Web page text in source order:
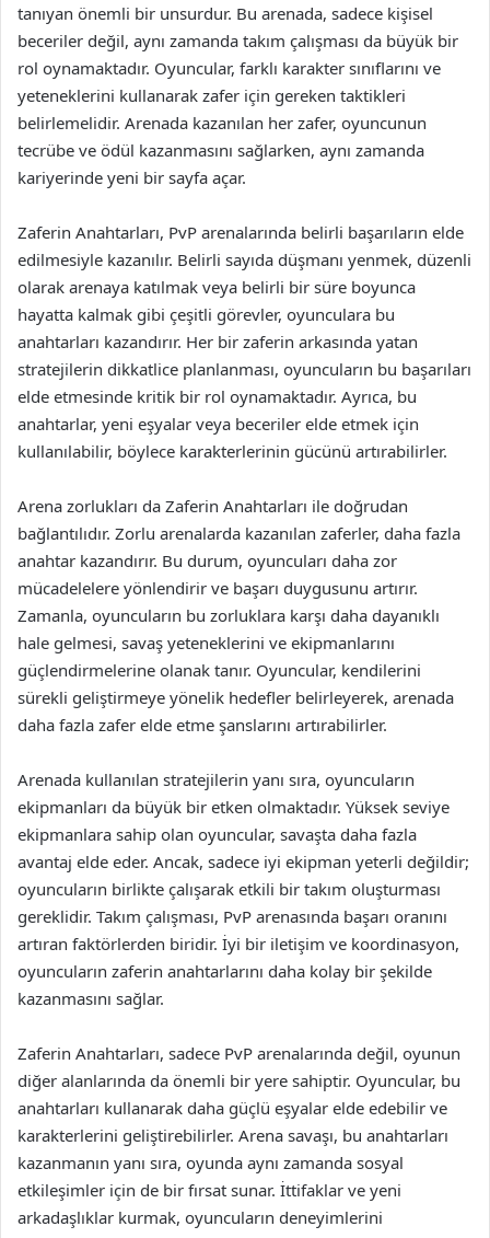
tanıyan önemli bir unsurdur. Bu arenada, sadece kişisel
beceriler değil, aynı zamanda takım çalışması da büyük bir
rol oynamaktadır. Oyuncular, farklı karakter sınıflarını ve
yeteneklerini kullanarak zafer için gereken taktikleri
belirlemelidir. Arenada kazanılan her zafer, oyuncunun
tecrübe ve ödül kazanmasını sağlarken, aynı zamanda
kariyerinde yeni bir sayfa açar.
Zaferin Anahtarları, PvP arenalarında belirli başarıların elde
edilmesiyle kazanılır. Belirli sayıda düşmanı yenmek, düzenli
olarak arenaya katılmak veya belirli bir süre boyunca
hayatta kalmak gibi çeşitli görevler, oyunculara bu
anahtarları kazandırır. Her bir zaferin arkasında yatan
stratejilerin dikkatlice planlanması, oyuncuların bu başarıları
elde etmesinde kritik bir rol oynamaktadır. Ayrıca, bu
anahtarlar, yeni eşyalar veya beceriler elde etmek için
kullanılabilir, böylece karakterlerinin gücünü artırabilirler.
Arena zorlukları da Zaferin Anahtarları ile doğrudan
bağlantılıdır. Zorlu arenalarda kazanılan zaferler, daha fazla
anahtar kazandırır. Bu durum, oyuncuları daha zor
mücadelelere yönlendirir ve başarı duygusunu artırır.
Zamanla, oyuncuların bu zorluklara karşı daha dayanıklı
hale gelmesi, savaş yeteneklerini ve ekipmanlarını
güçlendirmelerine olanak tanır. Oyuncular, kendilerini
sürekli geliştirmeye yönelik hedefler belirleyerek, arenada
daha fazla zafer elde etme şanslarını artırabilirler.
Arenada kullanılan stratejilerin yanı sıra, oyuncuların
ekipmanları da büyük bir etken olmaktadır. Yüksek seviye
ekipmanlara sahip olan oyuncular, savaşta daha fazla
avantaj elde eder. Ancak, sadece iyi ekipman yeterli değildir;
oyuncuların birlikte çalışarak etkili bir takım oluşturması
gereklidir. Takım çalışması, PvP arenasında başarı oranını
artıran faktörlerden biridir. İyi bir iletişim ve koordinasyon,
oyuncuların zaferin anahtarlarını daha kolay bir şekilde
kazanmasını sağlar.
Zaferin Anahtarları, sadece PvP arenalarında değil, oyunun
diğer alanlarında da önemli bir yere sahiptir. Oyuncular, bu
anahtarları kullanarak daha güçlü eşyalar elde edebilir ve
karakterlerini geliştirebilirler. Arena savaşı, bu anahtarları
kazanmanın yanı sıra, oyunda aynı zamanda sosyal
etkileşimler için de bir fırsat sunar. İttifaklar ve yeni
arkadaşlıklar kurmak, oyuncuların deneyimlerini